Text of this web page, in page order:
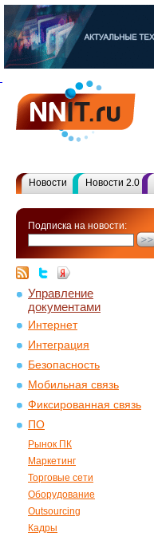
Новости Новости 2.0
Подписка на новости:
Управление
документами
Интернет
Интеграция
Безопасность
Мобильная связь
Фиксированная связь
ПО
Рынок ПК
Маркетинг
Торговые сети
Оборудование
Outsourcing
Кадры